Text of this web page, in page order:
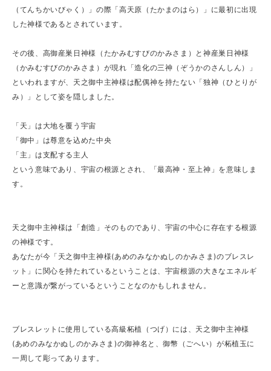
（てんちかいびゃく）」の際「高天原（たかまのはら）」に最初に出現
した神様であるとされています。
その後、高御産巣日神様（たかみむすびのかみさま）と神産巣日神様
（かみむすびのかみさま）が現れ「造化の三神（ぞうかのさんしん）」
といわれますが、天之御中主神様は配偶神を持たない「独神（ひとりが
み）」として姿を隠しました。
「天」は大地を覆う宇宙
「御中」は尊意を込めた中央
「主」は支配する主人
という意味であり、宇宙の根源とされ、「最高神・至上神」を意味しま
す。
天之御中主神様は「創造」そのものであり、宇宙の中心に存在する根源
の神様です。
あなたが今「天之御中主神様(あめのみなかぬしのかみさま)のブレスレ
ット」に関心を持たれているということは、宇宙根源の大きなエネルギ
ーと意識が繋がっているということなのかもしれません。
ブレスレットに使用している高級柘植（つげ）には、天之御中主神様
(あめのみなかぬしのかみさま)の御神名と、御幣（ごへい）が柘植玉に
一周して彫ってあります。